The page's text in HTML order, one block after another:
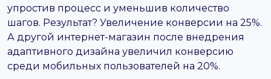
упростив процесс и уменьшив количество
шагов. Результат? Увеличение конверсии на 25%.
А другой интернет-магазин после внедрения
адаптивного дизайна увеличил конверсию
среди мобильных пользователей на 20%.